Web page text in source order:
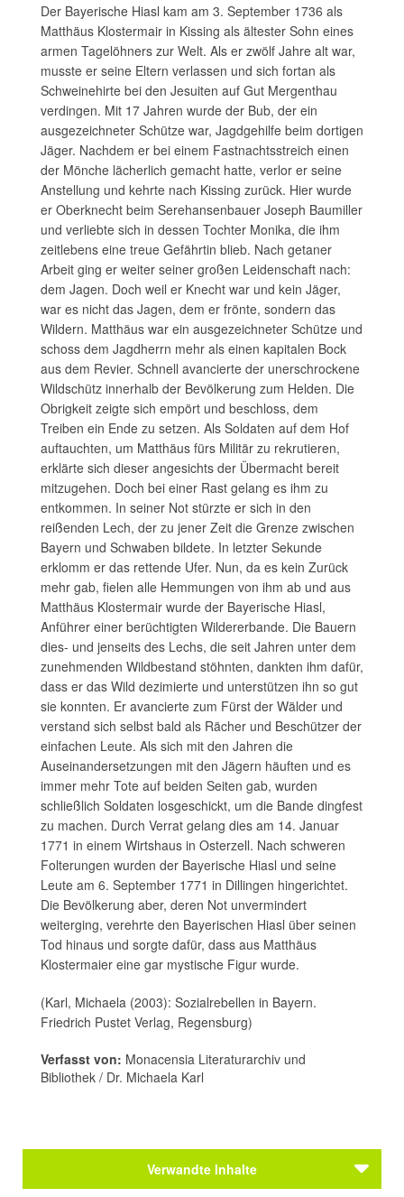
Der Bayerische Hiasl kam am 3. September 1736 als
Matthäus Klostermair in Kissing als ältester Sohn eines
armen Tagelöhners zur Welt. Als er zwölf Jahre alt war,
musste er seine Eltern verlassen und sich fortan als
Schweinehirte bei den Jesuiten auf Gut Mergenthau
verdingen. Mit 17 Jahren wurde der Bub, der ein
ausgezeichneter Schütze war, Jagdgehilfe beim dortigen
Jäger. Nachdem er bei einem Fastnachtsstreich einen
der Mönche lächerlich gemacht hatte, verlor er seine
Anstellung und kehrte nach Kissing zurück. Hier wurde
er Oberknecht beim Serehansenbauer Joseph Baumiller
und verliebte sich in dessen Tochter Monika, die ihm
zeitlebens eine treue Gefährtin blieb. Nach getaner
Arbeit ging er weiter seiner großen Leidenschaft nach:
dem Jagen. Doch weil er Knecht war und kein Jäger,
war es nicht das Jagen, dem er frönte, sondern das
Wildern. Matthäus war ein ausgezeichneter Schütze und
schoss dem Jagdherrn mehr als einen kapitalen Bock
aus dem Revier. Schnell avancierte der unerschrockene
Wildschütz innerhalb der Bevölkerung zum Helden. Die
Obrigkeit zeigte sich empört und beschloss, dem
Treiben ein Ende zu setzen. Als Soldaten auf dem Hof
auftauchten, um Matthäus fürs Militär zu rekrutieren,
erklärte sich dieser angesichts der Übermacht bereit
mitzugehen. Doch bei einer Rast gelang es ihm zu
entkommen. In seiner Not stürzte er sich in den
reißenden Lech, der zu jener Zeit die Grenze zwischen
Bayern und Schwaben bildete. In letzter Sekunde
erklomm er das rettende Ufer. Nun, da es kein Zurück
mehr gab, fielen alle Hemmungen von ihm ab und aus
Matthäus Klostermair wurde der Bayerische Hiasl,
Anführer einer berüchtigten Wildererbande. Die Bauern
dies- und jenseits des Lechs, die seit Jahren unter dem
zunehmenden Wildbestand stöhnten, dankten ihm dafür,
dass er das Wild dezimierte und unterstützen ihn so gut
sie konnten. Er avancierte zum Fürst der Wälder und
verstand sich selbst bald als Rächer und Beschützer der
einfachen Leute. Als sich mit den Jahren die
Auseinandersetzungen mit den Jägern häuften und es
immer mehr Tote auf beiden Seiten gab, wurden
schließlich Soldaten losgeschickt, um die Bande dingfest
zu machen. Durch Verrat gelang dies am 14. Januar
1771 in einem Wirtshaus in Osterzell. Nach schweren
Folterungen wurden der Bayerische Hiasl und seine
Leute am 6. September 1771 in Dillingen hingerichtet.
Die Bevölkerung aber, deren Not unvermindert
weiterging, verehrte den Bayerischen Hiasl über seinen
Tod hinaus und sorgte dafür, dass aus Matthäus
Klostermaier eine gar mystische Figur wurde.
(Karl, Michaela (2003): Sozialrebellen in Bayern.
Friedrich Pustet Verlag, Regensburg)
Verfasst von: Monacensia Literaturarchiv und
Bibliothek / Dr. Michaela Karl
Verwandte Inhalte